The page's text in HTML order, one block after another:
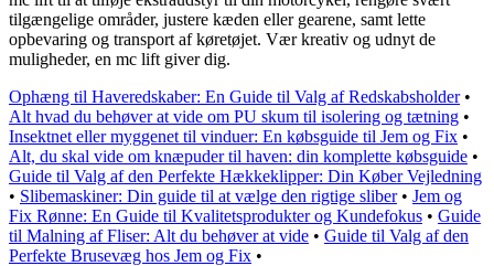
tilgængelige områder, justere kæden eller gearene, samt lette
opbevaring og transport af køretøjet. Vær kreativ og udnyt de
muligheder, en mc lift giver dig.
Ophæng til Haveredskaber: En Guide til Valg af Redskabsholder•
Alt hvad du behøver at vide om PU skum til isolering og tætning •
Insektnet eller myggenet til vinduer: En købsguide til Jem og Fix •
Alt, du skal vide om knæpuder til haven: din komplette købsguide •
Guide til Valg af den Perfekte Hækkeklipper: Din Køber Vejledning
• Slibemaskiner: Din guide til at vælge den rigtige sliber• Jem og
Fix Rønne: En Guide til Kvalitetsprodukter og Kundefokus • Guide
til Malning af Fliser: Alt du behøver at vide • Guide til Valg af den
Perfekte Brusevæg hos Jem og Fix •